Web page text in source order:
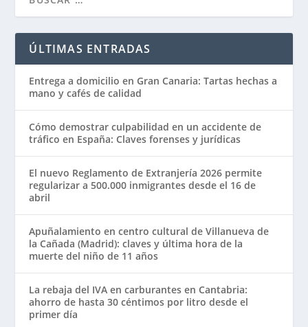
ÚLTIMAS ENTRADAS
Entrega a domicilio en Gran Canaria: Tartas hechas a
mano y cafés de calidad
Cómo demostrar culpabilidad en un accidente de
tráfico en España: Claves forenses y jurídicas
El nuevo Reglamento de Extranjería 2026 permite
regularizar a 500.000 inmigrantes desde el 16 de
abril
Apuñalamiento en centro cultural de Villanueva de
la Cañada (Madrid): claves y última hora de la
muerte del niño de 11 años
La rebaja del IVA en carburantes en Cantabria:
ahorro de hasta 30 céntimos por litro desde el
primer día